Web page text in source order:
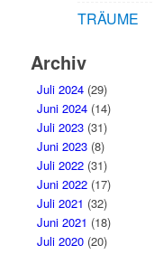
TRÄUME
Archiv
Juli 2024(29)
Juni 2024(14)
Juli 2023(31)
Juni 2023(8)
Juli 2022(31)
Juni 2022(17)
Juli 2021 (32)
Juni 2021 (18)
Juli 2020(20)